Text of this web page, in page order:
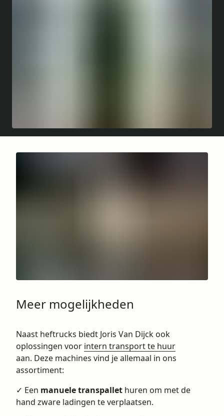
Meer mogelijkheden
Naast heftrucks biedt Joris Van Dijck ook
oplossingen voor intern transport te huur
aan. Deze machines vind je allemaal in ons
assortiment:
✓ Een manuele transpallet huren om met de
hand zware ladingen te verplaatsen.